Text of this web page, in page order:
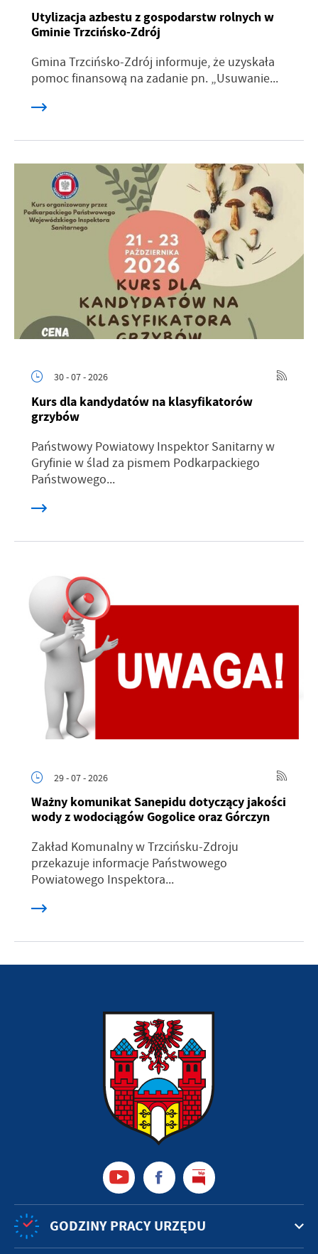
Utylizacja azbestu z gospodarstw rolnych w
Gminie Trzcińsko-Zdrój
Gmina Trzcińsko-Zdrój informuje, że uzyskała
pomoc finansową na zadanie pn. „Usuwanie...
30 - 07 - 2026
Kurs dla kandydatów na klasyfikatorów
grzybów
Państwowy Powiatowy Inspektor Sanitarny w
Gryfinie w ślad za pismem Podkarpackiego
Państwowego...
29 - 07 - 2026
Ważny komunikat Sanepidu dotyczący jakości
wody z wodociągów Gogolice oraz Górczyn
Zakład Komunalny w Trzcińsku-Zdroju
przekazuje informacje Państwowego
Powiatowego Inspektora...
GODZINY PRACY URZĘDU